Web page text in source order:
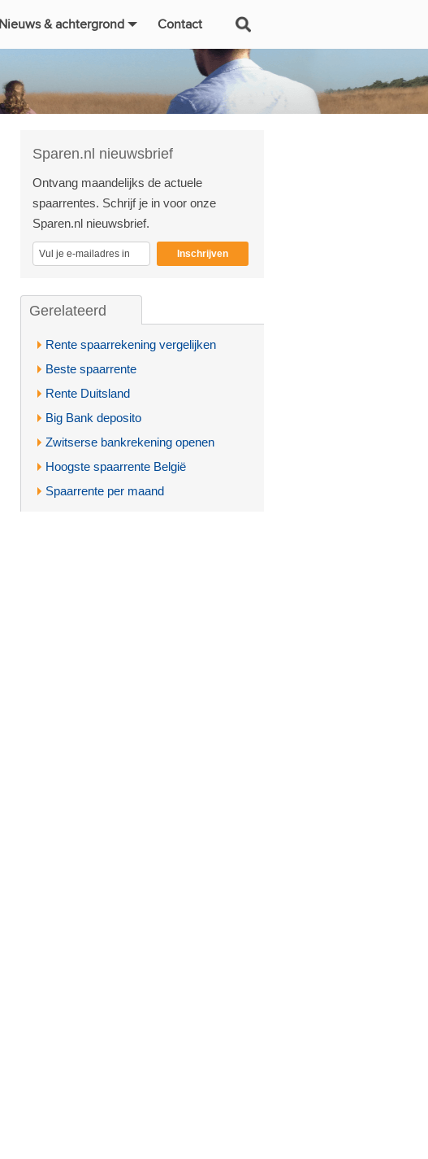
Nieuws & achtergrond Contact
Sparen.nl nieuwsbrief
Ontvang maandelijks de actuele
spaarrentes. Schrijf je in voor onze
Sparen.nl nieuwsbrief.
Inschrijven
Gerelateerd
Rente spaarrekening vergelijken
Beste spaarrente
Rente Duitsland
Big Bank deposito
Zwitserse bankrekening openen
Hoogste spaarrente België
Spaarrente per maand